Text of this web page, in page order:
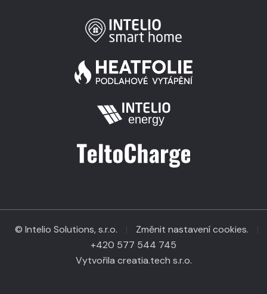
© Intelio Solutions, s.r.o. | Změnit nastavení cookies. |
+420 577 544 745
Vytvořila creatia.tech s.r.o.